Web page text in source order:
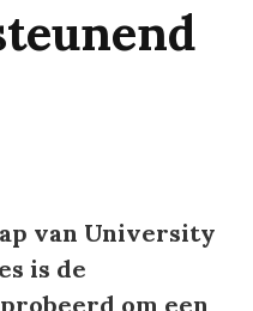
van University
is de
om een